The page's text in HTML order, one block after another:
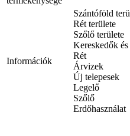
Információk
Szántóföld
Rét területe
Szőlő területe
Kereskedők
Rét
Árvizek
Új telepesek
Legelő
Szőlő
Erdőhasználat